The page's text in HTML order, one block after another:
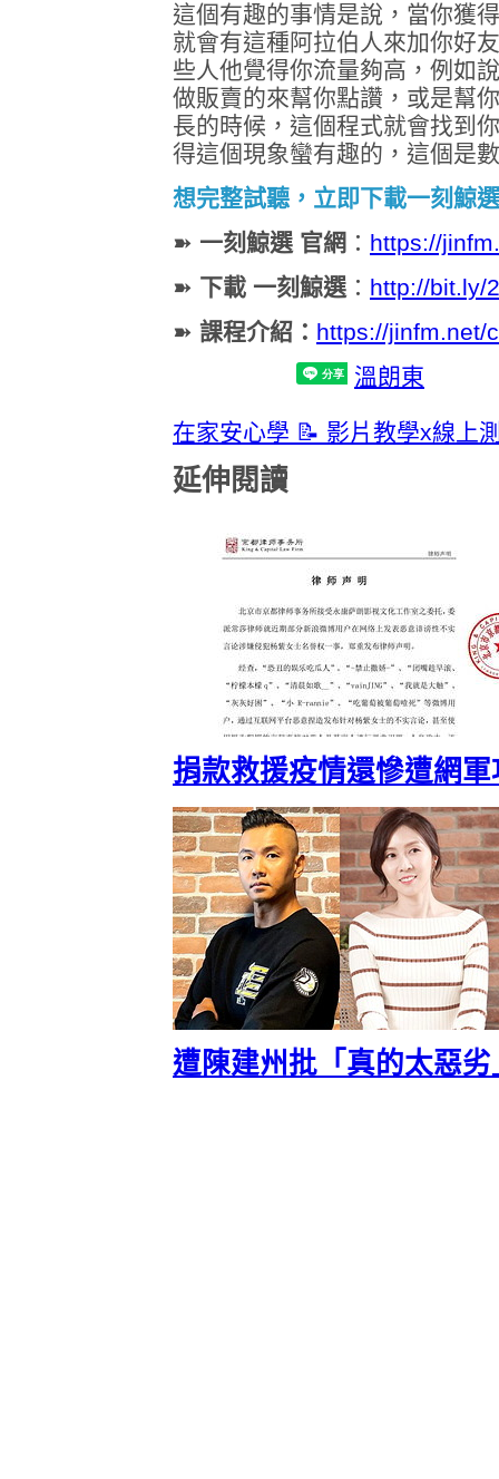
這個有趣的事情是說，當你獲
就會有這種阿拉伯人來加你好
些人他覺得你流量夠高，例如
做販賣的來幫你點讚，或是幫
長的時候，這個程式就會找到
得這個現象蠻有趣的，這個是
想完整試聽，立即下載一刻鯨
➽ 一刻鯨選 官網 ： https://
➽ 下載 一刻鯨選 ： http://bit.ly/
➽ 課程介紹： https://jinfm.net/
溫朗東
在家安心學 📝 影片教學x線上
延伸閱讀
捐款救援疫情還慘遭網
遭陳建州批「真的太惡